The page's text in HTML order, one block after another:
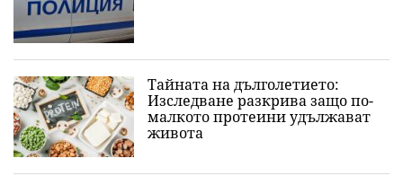
Тайната на дълголетието:
Изследване разкрива защо по-
малкото протеини удължават
живота